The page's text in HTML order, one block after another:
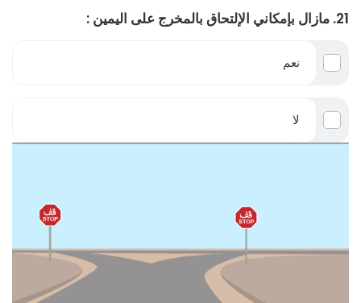
21. مازال بإمكاني الإلتحاق بالمخرج على اليمين :
نعم
لا